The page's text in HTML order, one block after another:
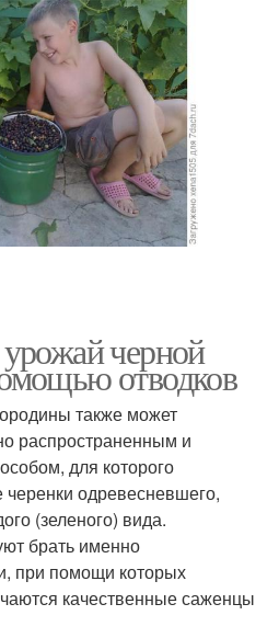
черной
отводков
также может
распространенным и
для которого
черенки одревесневшего,
(зеленого) вида.
брать именно
при помощи которых
качественные саженцы